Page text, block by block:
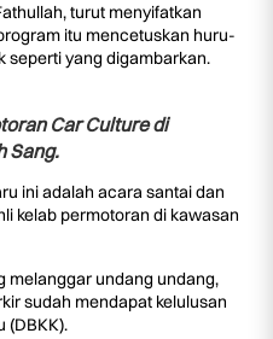
turut menyifatkan
itu mencetuskan huru-
seperti yang digambarkan.
Car Culture di
Sang.
ini adalah acara santai dan
kelab permotoran di kawasan
melanggar undang undang,
sudah mendapat kelulusan
(DBKK).